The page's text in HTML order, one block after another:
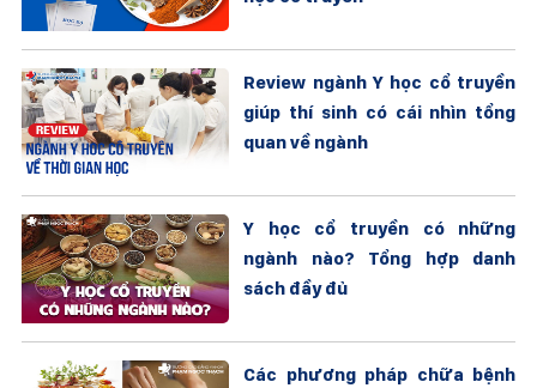
Review ngành Y học cổ truyền
giúp thí sinh có cái nhìn tổng
quan về ngành
Y học cổ truyền có những
ngành nào? Tổng hợp danh
sách đầy đủ
Các phương pháp chữa bệnh